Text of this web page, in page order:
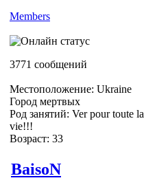
Members
3771 сообщений
Местоположение: Ukraine
Город мертвых
Род занятий: Ver pour toute la
vie!!!
Возраст: 33
BaisoN